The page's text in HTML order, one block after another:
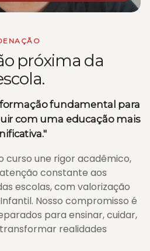
próxima da
fundamental para
com uma educação mais
curso une rigor acadêmico,
constante aos
escolas, com valorização
Nosso compromisso é
para ensinar, cuidar,
realidades